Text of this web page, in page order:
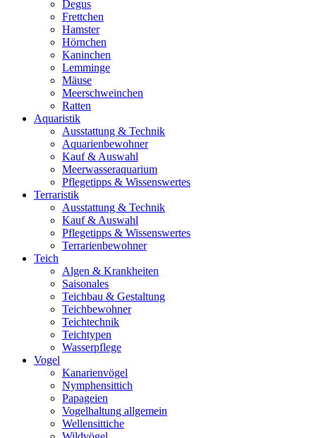
Degus
Frettchen
Hamster
Hörnchen
Kaninchen
Lemminge
Mäuse
Meerschweinchen
Ratten
Aquaristik
Ausstattung & Technik
Aquarienbewohner
Kauf & Auswahl
Meerwasseraquarium
Pflegetipps & Wissenswertes
Terraristik
Ausstattung & Technik
Kauf & Auswahl
Pflegetipps & Wissenswertes
Terrarienbewohner
Teich
Algen & Krankheiten
Saisonales
Teichbau & Gestaltung
Teichbewohner
Teichtechnik
Teichtypen
Wasserpflege
Vogel
Kanarienvögel
Nymphensittich
Papageien
Vogelhaltung allgemein
Wellensittiche